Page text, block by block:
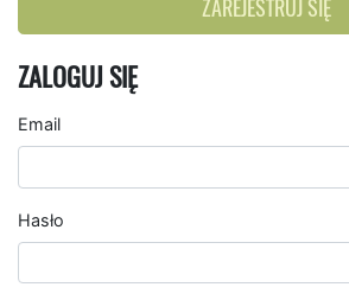
ZAREJESTRUJ SIĘ
ZALOGUJ SIĘ
Email
Hasło